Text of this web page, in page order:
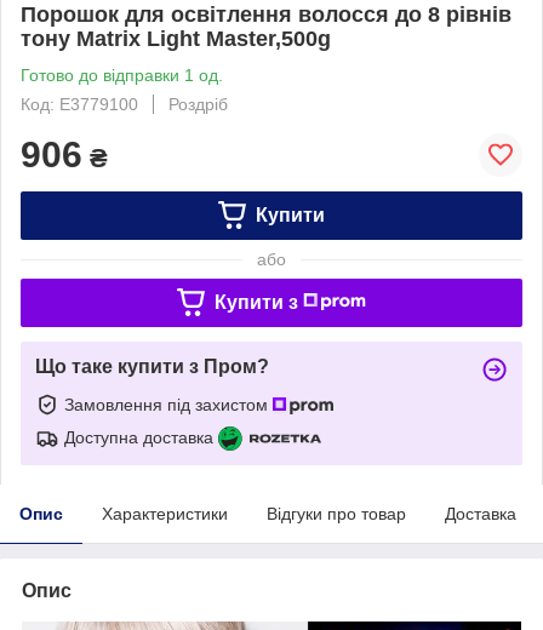
Порошок для освітлення волосся до 8 рівнів
тону Matrix Light Master,500g
Готово до відправки 1 од.
Код: E3779100
Роздріб
906 ₴
Купити
або
Купити з
Що таке купити з Пром?
Замовлення під захистом
Доступна доставка
Опис Характеристики Відгуки про товар Доставка
Опис